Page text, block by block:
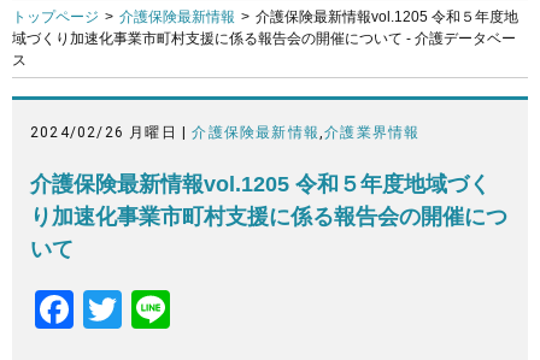
トップページ 介護保険最新情報
介護保険最新情報vol.1205 令和５年度地
域づくり加速化事業市町村支援に係る報告会の開催について - 介護データベー
ス
2024/02/26 月曜日 |介護保険最新情報,介護業界情報
介護保険最新情報vol.1205 令和５年度地域づく
り加速化事業市町村支援に係る報告会の開催につ
いて
F
T